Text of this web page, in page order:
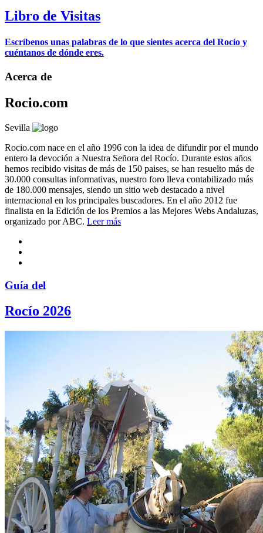
Libro de Visitas
Escríbenos unas palabras de lo que sientes acerca del Rocío y
cuéntanos de dónde eres.
Acerca de
Rocio.com
Sevilla
Rocio.com nace en el año 1996 con la idea de difundir por el mundo
entero la devoción a Nuestra Señora del Rocío. Durante estos años
hemos recibido visitas de más de 150 paises, se han resuelto más de
30.000 consultas informativas, nuestro foro lleva contabilizado más
de 180.000 mensajes, siendo un sitio web destacado a nivel
internacional en los principales buscadores. En el año 2012 fue
finalista en la Edición de los Premios a las Mejores Webs Andaluzas,
organizado por ABC. Leer más
Guía del
Rocío 2026